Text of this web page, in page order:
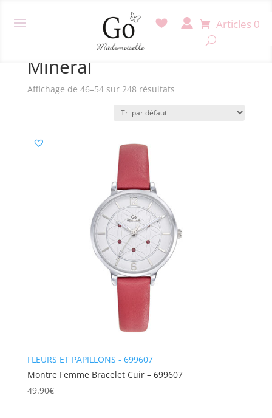
Articles 0
/ Produit Verre /Minéral
Minéral
Affichage de 46–54 sur 248 résultats
FLEURS ET PAPILLONS - 699607
Montre Femme Bracelet Cuir – 699607
49.90€